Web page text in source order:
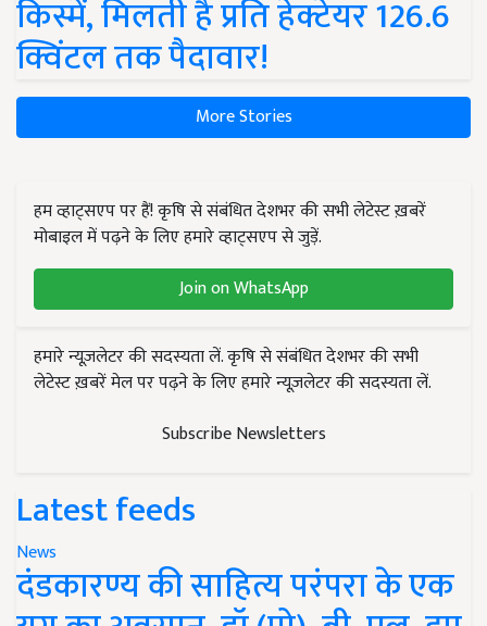
किस्में, मिलती है प्रति हेक्टेयर 126.6
क्विंटल तक पैदावार!
More Stories
हम व्हाट्सएप पर हैं! कृषि से संबंधित देशभर की सभी लेटेस्ट ख़बरें
मोबाइल में पढ़ने के लिए हमारे व्हाट्सएप से जुड़ें.
Join on WhatsApp
हमारे न्यूज़लेटर की सदस्यता लें. कृषि से संबंधित देशभर की सभी
लेटेस्ट ख़बरें मेल पर पढ़ने के लिए हमारे न्यूज़लेटर की सदस्यता लें.
Subscribe Newsletters
Latest feeds
News
दंडकारण्य की साहित्य परंपरा के एक